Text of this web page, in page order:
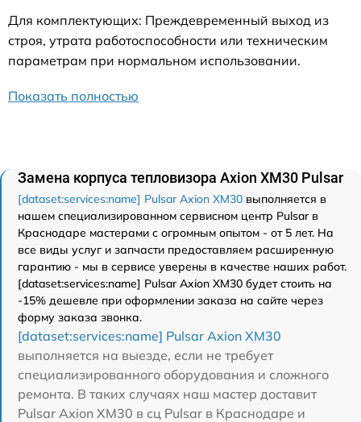
Для комплектующих: Преждевременный выход из
строя, утрата работоспособности или техническим
параметрам при нормальном использовании.
Показать полностью
Замена корпуса тепловизора Axion XM30 Pulsar
[dataset:services:name] Pulsar Axion XM30 выполняется в
нашем специализированном сервисном центр Pulsar в
Краснодаре мастерами с огромным опытом - от 5 лет. На
все виды услуг и запчасти предоставляем расширенную
гарантию - мы в сервисе уверены в качестве наших работ.
[dataset:services:name] Pulsar Axion XM30 будет стоить на
-15% дешевле при оформлении заказа на сайте через
форму заказа звонка.
[dataset:services:name] Pulsar Axion XM30
выполняется на выезде, если не требует
специализированного оборудования и сложного
ремонта. В таких случаях наш мастер доставит
Pulsar Axion XM30 в сц Pulsar в Краснодаре и